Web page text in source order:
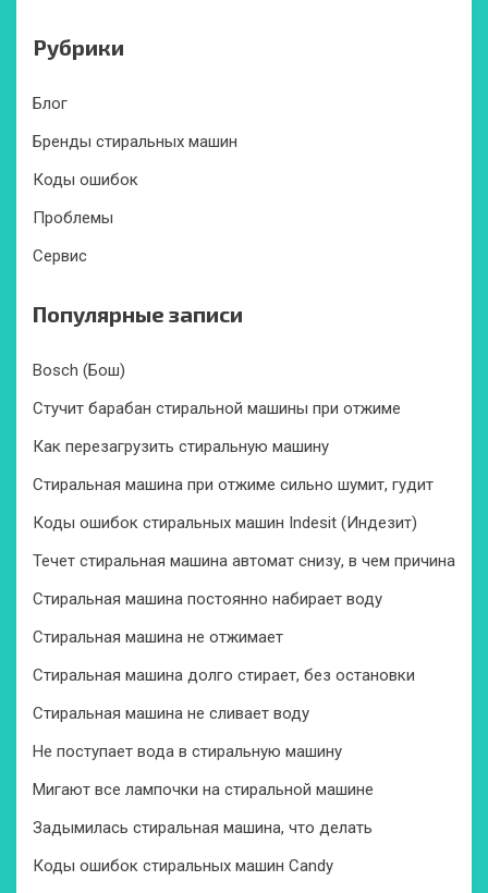
Рубрики
Блог
Бренды стиральных машин
Коды ошибок
Проблемы
Сервис
Популярные записи
Bosch (Бош)
Стучит барабан стиральной машины при отжиме
Как перезагрузить стиральную машину
Стиральная машина при отжиме сильно шумит, гудит
Коды ошибок стиральных машин Indesit (Индезит)
Течет стиральная машина автомат снизу, в чем причина
Стиральная машина постоянно набирает воду
Стиральная машина не отжимает
Стиральная машина долго стирает, без остановки
Стиральная машина не сливает воду
Не поступает вода в стиральную машину
Мигают все лампочки на стиральной машине
Задымилась стиральная машина, что делать
Коды ошибок стиральных машин Candy